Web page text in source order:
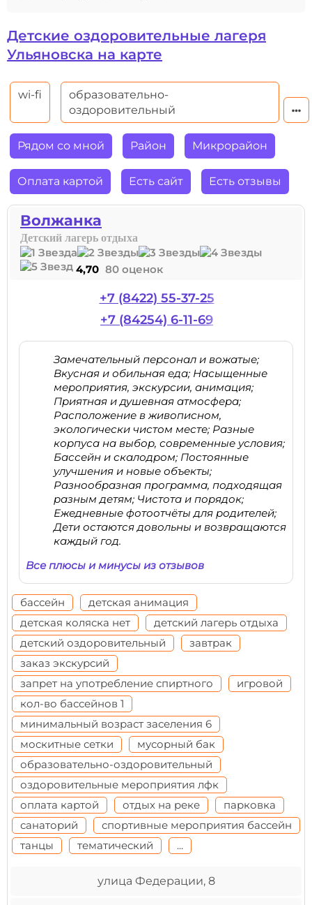
Детские оздоровительные лагеря
Ульяновска на карте
wi-fi
образовательно-
оздоровительный
Рядом со мной Район Микрорайон
Оплата картой Есть сайт Есть отзывы
Волжанка
Детский лагерь отдыха
4,70 80 оценок
+7 (8422) 55-37-25
+7 (84254) 6-11-69
Замечательный персонал и вожатые;
Вкусная и обильная еда; Насыщенные
мероприятия, экскурсии, анимация;
Приятная и душевная атмосфера;
Расположение в живописном,
экологически чистом месте; Разные
корпуса на выбор, современные условия;
Бассейн и скалодром; Постоянные
улучшения и новые объекты;
Разнообразная программа, подходящая
разным детям; Чистота и порядок;
Ежедневные фотоотчёты для родителей;
Дети остаются довольны и возвращаются
каждый год.
Все плюсы и минусы из отзывов
бассейн
детская анимация
детская коляска нет
детский лагерь отдыха
детский оздоровительный
завтрак
заказ экскурсий
запрет на употребление спиртного
игровой
кол-во бассейнов 1
минимальный возраст заселения 6
москитные сетки
мусорный бак
образовательно-оздоровительный
оздоровительные мероприятия лфк
оплата картой
отдых на реке
парковка
санаторий
спортивные мероприятия бассейн
танцы
тематический ...
улица Федерации, 8